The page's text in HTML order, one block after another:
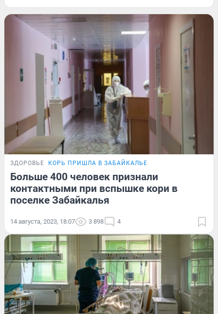
ЗДОРОВЬЕ КОРЬ ПРИШЛА В ЗАБАЙКАЛЬЕ
Больше 400 человек признали
контактными при вспышке кори в
поселке Забайкалья
14 августа, 2023, 18:07 3 898 4